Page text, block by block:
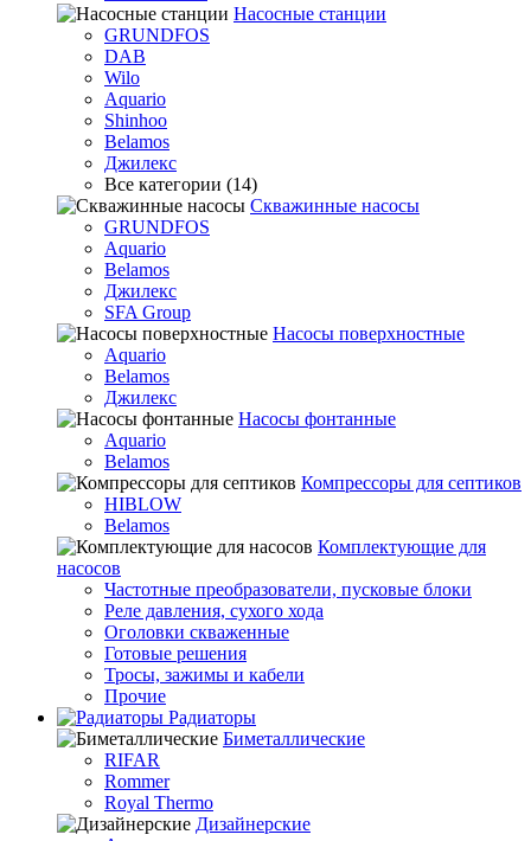
Насосные станции
GRUNDFOS
DAB
Wilo
Aquario
Shinhoo
Belamos
Джилекс
Все категории (14)
Скважинные насосы
GRUNDFOS
Aquario
Belamos
Джилекс
SFA Group
Насосы поверхностные
Aquario
Belamos
Джилекс
Насосы фонтанные
Aquario
Belamos
Компрессоры для септиков
HIBLOW
Belamos
Комплектующие для
насосов
Частотные преобразователи, пусковые блоки
Реле давления, сухого хода
Оголовки скваженные
Готовые решения
Тросы, зажимы и кабели
Прочие
Радиаторы
Биметаллические
RIFAR
Rommer
Royal Thermo
Дизайнерские